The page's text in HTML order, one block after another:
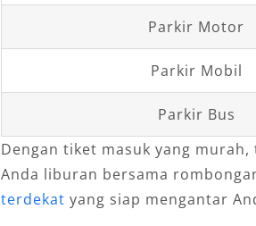
Parkir Motor
Parkir Mobil
Parkir Bus
Dengan tiket masuk yang
Anda liburan bersama
terdekat yang siap mengantar